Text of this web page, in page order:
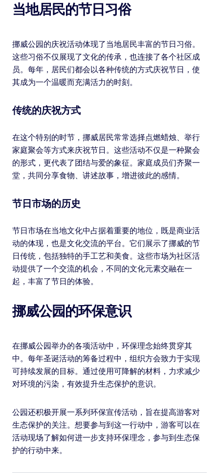
当地居民的节日习俗
挪威公园的庆祝活动体现了当地居民丰富的节日习俗。
这些习俗不仅展现了文化的传承，也连接了各个社区成
员。每年，居民们都会以各种传统的方式庆祝节日，使
其成为一个温暖而充满活力的时刻。
传统的庆祝方式
在这个特别的时节，挪威居民常常选择点燃蜡烛、举行
家庭聚会等方式来庆祝节日。这些活动不仅是一种聚会
的形式，更代表了团结与爱的象征。家庭成员们齐聚一
堂，共同分享食物、讲述故事，增进彼此的感情。
节日市场的历史
节日市场在当地文化中占据着重要的地位，既是商业活
动的体现，也是文化交流的平台。它们展示了挪威的节
日传统，包括独特的手工艺和美食。这些市场为社区活
动提供了一个交流的机会，不同的文化元素交融在一
起，丰富了节日的体验。
挪威公园的环保意识
在挪威公园举办的各项活动中，环保理念始终贯穿其
中。每年圣诞活动的筹备过程中，组织方会致力于实现
可持续发展的目标。通过使用可降解的材料，力求减少
对环境的污染，有效提升生态保护的意识。
公园还积极开展一系列环保宣传活动，旨在提高游客对
生态保护的关注。想要参与到这一行动中，游客可以在
活动现场了解如何进一步支持环保理念，参与到生态保
护的行动中来。